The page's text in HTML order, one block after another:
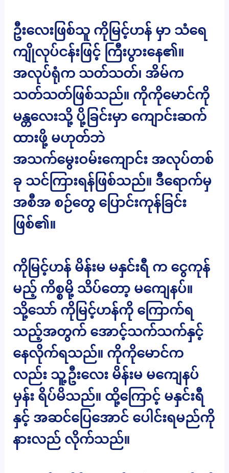
ဦးလေးဖြစ်သူ ကိုမြင့်ဟန် မှာ သံရေ
ကျိုလုပ်ငန်းဖြင့် ကြီးပွားနေ၏။
အလုပ်ရုံက သတ်သတ်၊ အိမ်က
သတ်သတ်ဖြစ်သည်။ ကိုကိုမောင်ကို
မန္တလေးသို့ ပို့ခြင်းမှာ ကျောင်းဆက်
ထားဖို့ မဟုတ်ဘဲ
အသက်မွေးဝမ်းကျောင်း အလုပ်တစ်
ခု သင်ကြားရန်ဖြစ်သည်။ ဒီရောက်မှ
အစီအ စဉ်တွေ ပြောင်းကုန်ခြင်း
ဖြစ်၏။
ကိုမြင့်ဟန် မိန်းမ မနှင်းရီ က ငွေကုန်
မည့် ကိစ္စမို့ သိပ်တော့ မကျေနပ်။
သို့သော် ကိုမြင့်ဟန်ကို ကြောက်ရ
သည့်အတွက် အောင့်သက်သက်နှင့်
နေလိုက်ရသည်။ ကိုကိုမောင်က
လည်း သူ့ဦးလေး မိန်းမ မကျေနပ်
မှန်း ရိပ်မိသည်။ ထို့ကြောင့် မနှင်းရီ
နှင့် အဆင်ပြေအောင် ပေါင်းရမည်ကို
နားလည် လိုက်သည်။